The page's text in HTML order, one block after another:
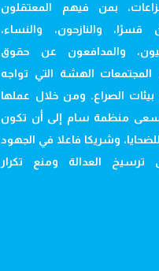
بمن فيهم المعتقلون
قسرًا، والنازحون، والنساء،
والمدافعون عن حقوق
المجتمعات الهشة التي تواجه
الصراع. ومن خلال عملها
تسعى منظمة سام إلى أن تكون
وشريكا فاعلا في الجهود
ترسيخ العدالة ومنع تكرار